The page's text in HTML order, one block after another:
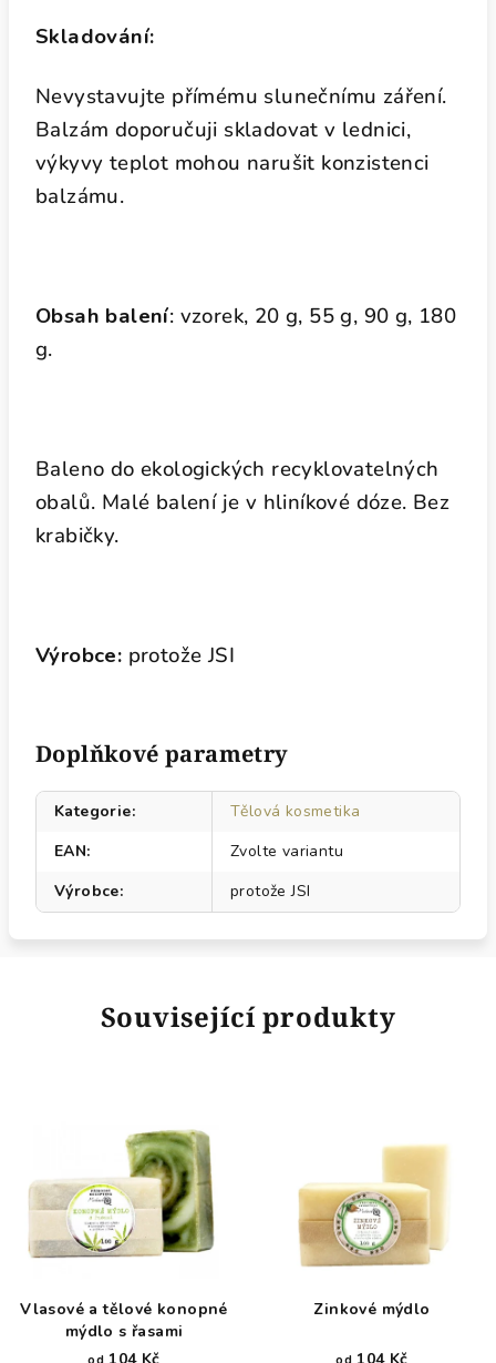
Skladování:
Nevystavujte přímému slunečnímu záření.
Balzám doporučuji skladovat v lednici,
výkyvy teplot mohou narušit konzistenci
balzámu.
Obsah balení: vzorek, 20 g, 55 g, 90 g, 180
g.
Baleno do ekologických recyklovatelných
obalů. Malé balení je v hliníkové dóze. Bez
krabičky.
Výrobce: protože JSI
Doplňkové parametry
Kategorie:
Tělová kosmetika
EAN:
Zvolte variantu
Výrobce: protože JSI
Související produkty
Vlasové a tělové konopné
mýdlo s řasami
Zinkové mýdlo